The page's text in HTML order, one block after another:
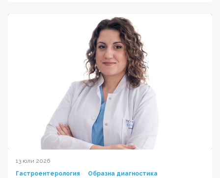
13 юли 2026
Гастроентерология
Образна диагностика